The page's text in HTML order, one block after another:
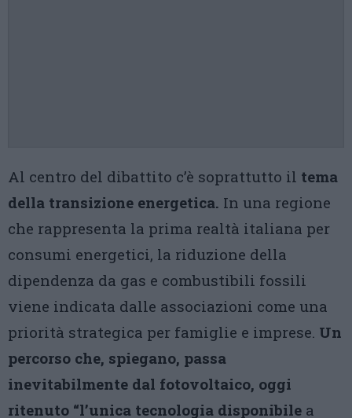
Al centro del dibattito c’è soprattutto il tema
della transizione energetica. In una regione
che rappresenta la prima realtà italiana per
consumi energetici, la riduzione della
dipendenza da gas e combustibili fossili
viene indicata dalle associazioni come una
priorità strategica per famiglie e imprese. Un
percorso che, spiegano, passa
inevitabilmente dal fotovoltaico, oggi
ritenuto “l’unica tecnologia disponibile a